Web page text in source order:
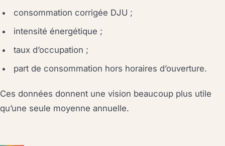
consommation corrigée DJU ;
intensité énergétique ;
taux d’occupation ;
part de consommation hors horaires d’ouverture.
Ces données donnent une vision beaucoup plus utile
qu’une seule moyenne annuelle.